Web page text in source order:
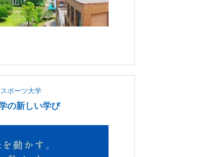
ポーツ大学
の新しい学び